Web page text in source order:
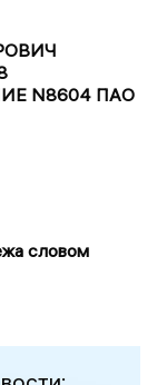
N8604 ПАО
словом